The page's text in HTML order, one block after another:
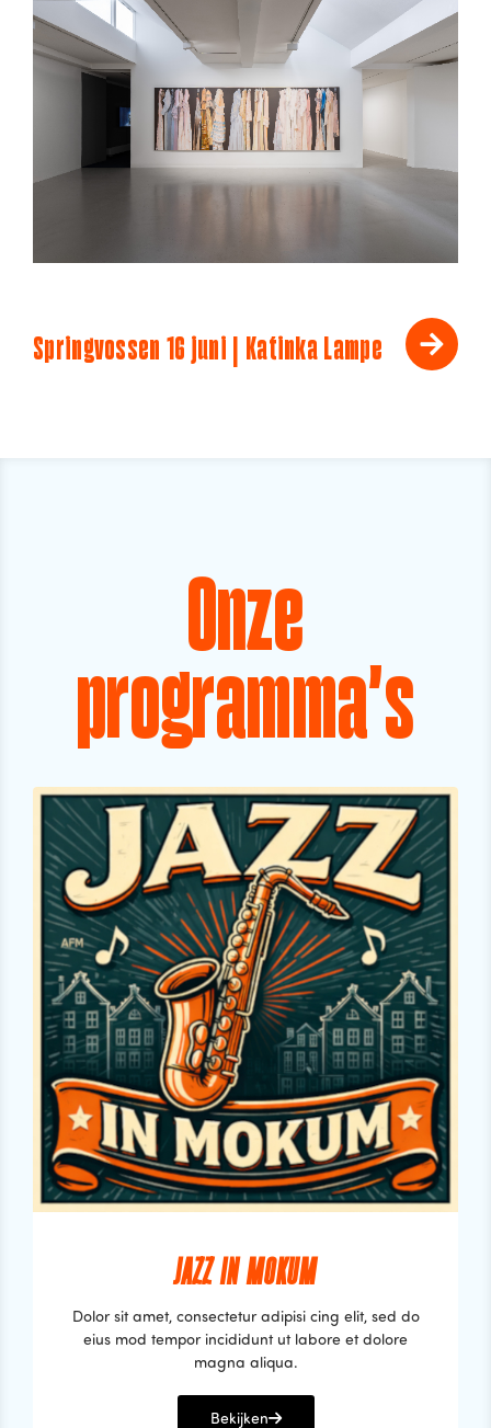
Springvossen 16 juni | Katinka Lampe
Onze
programma's
JAZZ IN MOKUM
Dolor sit amet, consectetur adipisi cing elit, sed do
eius mod tempor incididunt ut labore et dolore
magna aliqua.
Bekijken